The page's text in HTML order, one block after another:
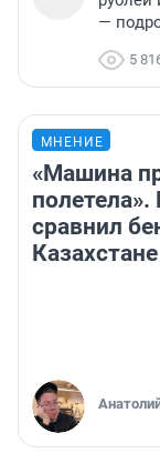
—
5
МНЕНИЕ
«Машина
полетела».
сравнил